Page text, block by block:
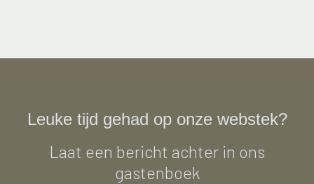
Leuke tijd gehad op onze webstek?
Laat een bericht achter in ons
gastenboek